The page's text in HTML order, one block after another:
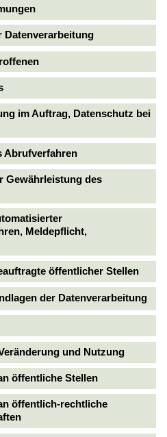
Datenverarbeitung
im Auftrag, Datenschutz bei
Abrufverfahren
Gewährleistung des
Meldepflicht,
öffentlicher Stellen
der Datenverarbeitung
und Nutzung
öffentliche Stellen
öffentlich-rechtliche